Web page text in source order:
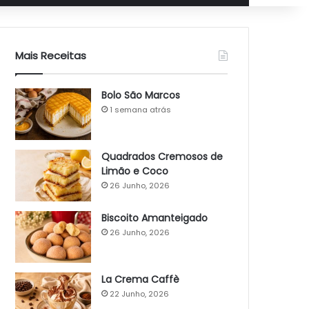
Mais Receitas
Bolo São Marcos
1 semana atrás
Quadrados Cremosos de
Limão e Coco
26 Junho, 2026
Biscoito Amanteigado
26 Junho, 2026
La Crema Caffè
22 Junho, 2026